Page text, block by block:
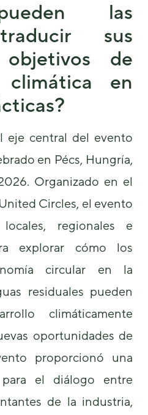
las
sus
objetivos de
climática en
eje central del evento
en Pécs, Hungría,
Organizado en el
Circles, el evento
regionales e
explorar cómo los
circular en la
residuales pueden
climáticamente
oportunidades de
proporcionó una
para el diálogo entre
de la industria,
Estas
son
opcionales.
Son
necesarias
funcione la
Para que
mejorar la
y estructura
de la web, en
base a cómo
se usa la